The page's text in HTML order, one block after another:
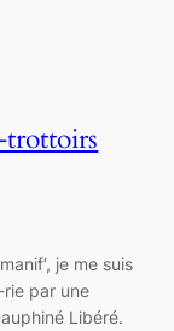
je me suis
rie par une
Libéré.